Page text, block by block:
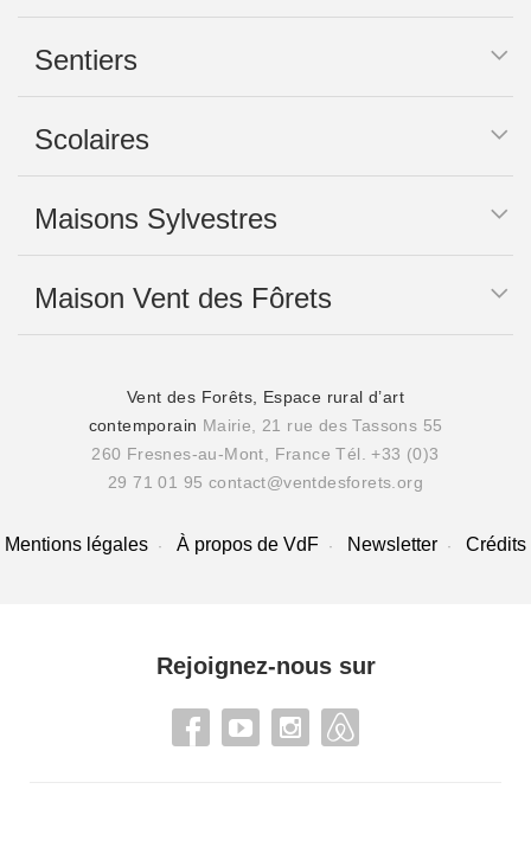
Sentiers
Scolaires
Maisons Sylvestres
Maison Vent des Fôrets
Vent des Forêts, Espace rural d’art
contemporain Mairie, 21 rue des Tassons 55
260 Fresnes-au-Mont, France Tél. +33 (0)3
29 71 01 95 contact@ventdesforets.org
Mentions légales À propos de VdF Newsletter Crédits
Rejoignez-nous sur